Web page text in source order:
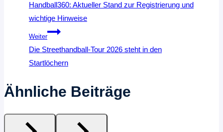
Handball360: Aktueller Stand zur Registrierung und
wichtige Hinweise
Weiter
Die Streethandball-Tour 2026 steht in den
Startlöchern
Ähnliche Beiträge